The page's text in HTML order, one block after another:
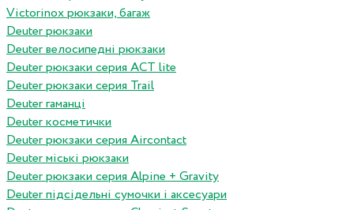
Victorinox рюкзаки, багаж
Deuter рюкзаки
Deuter велосипедні рюкзаки
Deuter рюкзаки серия ACT lite
Deuter рюкзаки серия Trail
Deuter гаманці
Deuter косметички
Deuter рюкзаки серия Aircontact
Deuter міські рюкзаки
Deuter рюкзаки серия Alpine + Gravity
Deuter підсідельні сумочки і аксесуари